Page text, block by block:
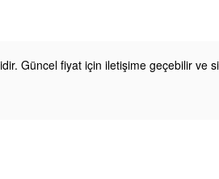
Güncel fiyat için iletişime geçebilir ve